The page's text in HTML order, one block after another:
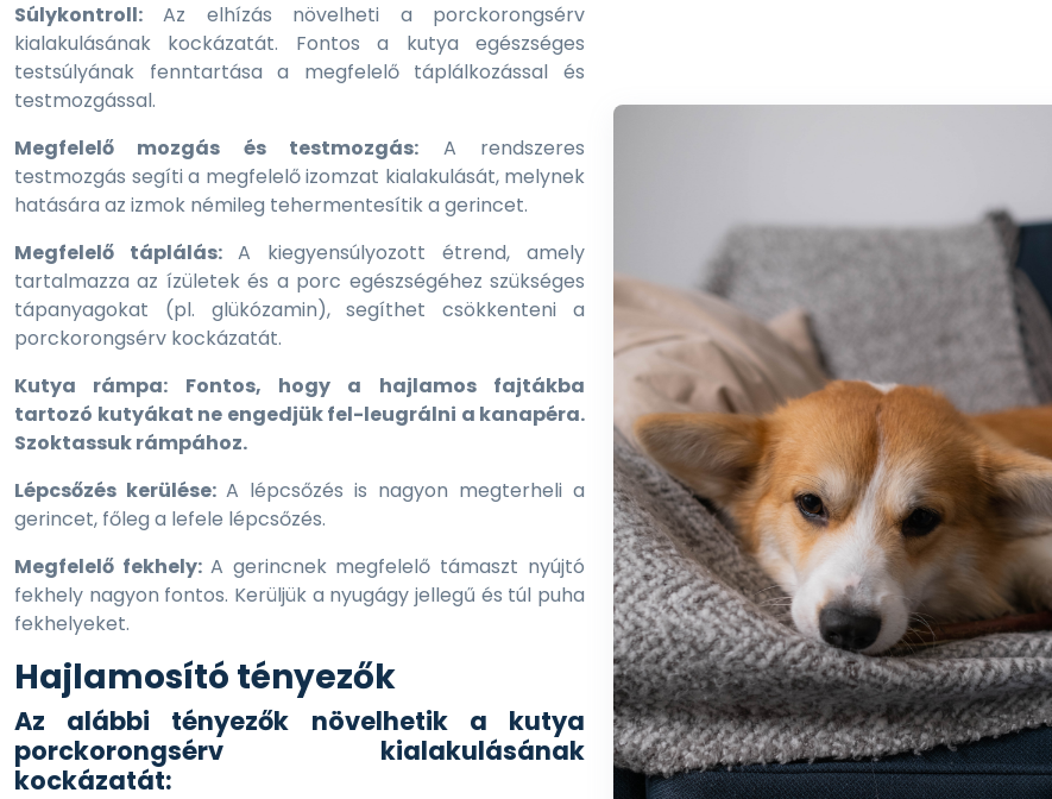
Súlykontroll: Az elhízás növelheti a porckorongsérv
kialakulásának kockázatát. Fontos a kutya egészséges
testsúlyának fenntartása a megfelelő táplálkozással és
testmozgással.
Megfelelő mozgás és testmozgás: A rendszeres
testmozgás segíti a megfelelő izomzat kialakulását, melynek
hatására az izmok némileg tehermentesítik a gerincet.
Megfelelő táplálás: A kiegyensúlyozott étrend, amely
tartalmazza az ízületek és a porc egészségéhez szükséges
tápanyagokat (pl. glükózamin), segíthet csökkenteni a
porckorongsérv kockázatát.
Kutya rámpa: Fontos, hogy a hajlamos fajtákba
tartozó kutyákat ne engedjük fel-leugrálni a kanapéra.
Szoktassuk rámpához.
Lépcsőzés kerülése: A lépcsőzés is nagyon megterheli a
gerincet, főleg a lefele lépcsőzés.
Megfelelő fekhely: A gerincnek megfelelő támaszt nyújtó
fekhely nagyon fontos. Kerüljük a nyugágy jellegű és túl puha
fekhelyeket.
Hajlamosító tényezők
Az alábbi tényezők növelhetik a kutya
porckorongsérv kialakulásának
kockázatát: